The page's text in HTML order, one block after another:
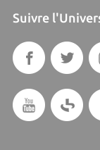
Suivre